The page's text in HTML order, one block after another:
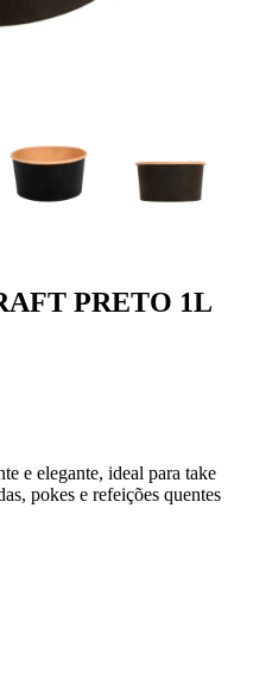
PRETO 1L
e elegante, ideal para take
pokes e refeições quentes